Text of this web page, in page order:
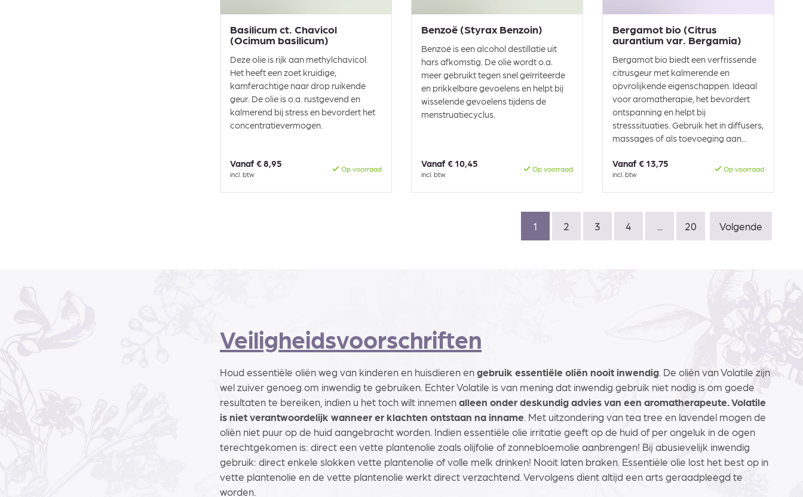
Basilicum ct. Chavicol
(Ocimum basilicum)
Deze olie is rijk aan methylchavicol.
Het heeft een zoet kruidige,
kamferachtige naar drop ruikende
geur. De olie is o.a. rustgevend en
kalmerend bij stress en bevordert het
concentratievermogen.
Vanaf € 8,95
incl. btw
Op voorraad
Benzoë (Styrax Benzoin)
Benzoë is een alcohol destillatie uit
hars afkomstig. De olie wordt o.a.
meer gebruikt tegen snel geïrriteerde
en prikkelbare gevoelens en helpt bij
wisselende gevoelens tijdens de
menstruatiecyclus.
Vanaf € 10,45
incl. btw
Op voorraad
Bergamot bio (Citrus
aurantium var. Bergamia)
Bergamot bio biedt een verfrissende
citrusgeur met kalmerende en
opvrolijkende eigenschappen. Ideaal
voor aromatherapie, het bevordert
ontspanning en helpt bij
stresssituaties. Gebruik het in diffusers,
massages of als toevoeging aan...
Vanaf € 13,75
incl. btw
Op voorraad
1 2 3 4 20 Volgende
Veiligheidsvoorschriften
Houd essentiële oliën weg van kinderen en huisdieren en gebruik essentiële oliën nooit inwendig. De oliën van Volatile zijn
wel zuiver genoeg om inwendig te gebruiken. Echter Volatile is van mening dat inwendig gebruik niet nodig is om goede
resultaten te bereiken, indien u het toch wilt innemen alleen onder deskundig advies van een aromatherapeute. Volatile
is niet verantwoordelijk wanneer er klachten ontstaan na inname. Met uitzondering van tea tree en lavendel mogen de
oliën niet puur op de huid aangebracht worden. Indien essentiële olie irritatie geeft op de huid of per ongeluk in de ogen
terechtgekomen is: direct een vette plantenolie zoals olijfolie of zonnebloemolie aanbrengen! Bij abusievelijk inwendig
gebruik: direct enkele slokken vette plantenolie of volle melk drinken! Nooit laten braken. Essentiële olie lost het best op in
vette plantenolie en de vette plantenolie werkt direct verzachtend. Vervolgens dient altijd een arts geraadpleegd te
worden.